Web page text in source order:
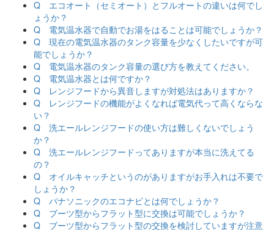
Q エコオート（セミオート）とフルオートの違いは何でし
ょうか？
Q 電気温水器で自動でお湯をはることは可能でしょうか？
Q 現在の電気温水器のタンク容量を少なくしたいですが可
能でしょうか？
Q 電気温水器のタンク容量の選び方を教えてください。
Q 電気温水器とは何ですか？
Q レンジフードから異音しますが対処法はありますか？
Q レンジフードの機能がよくなれば電気代って高くならな
い？
Q 洗エールレンジフードの使い方は難しくないでしょう
か？
Q 洗エールレンジフードってありますが本当に洗えてる
の？
Q オイルキャッチというのがありますがお手入れは不要で
しょうか？
Q パナソニックのエコナビとは何でしょうか？
Q ブーツ型からフラット型に交換は可能でしょうか？
Q ブーツ型からフラット型の交換を検討していますが注意